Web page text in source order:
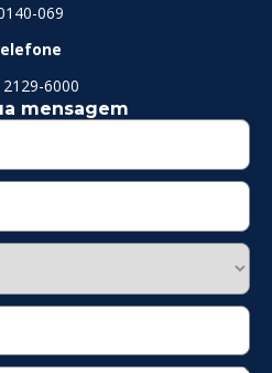
069
6000
mensagem